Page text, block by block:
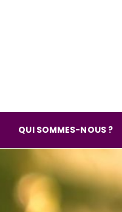
QUI SOMMES-NOUS ?